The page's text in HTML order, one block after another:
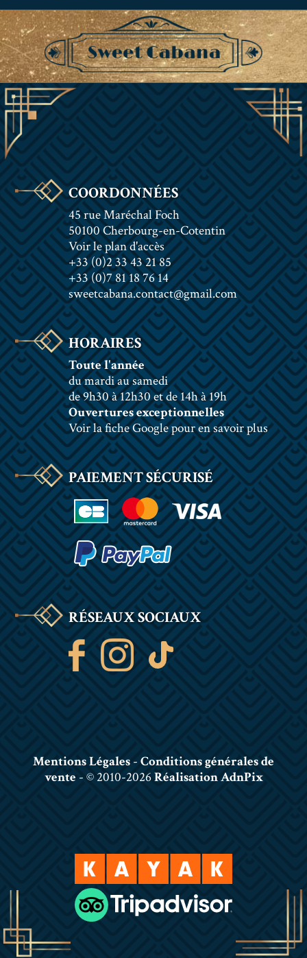
COORDONNÉES
45 rue Maréchal Foch
50100 Cherbourg-en-Cotentin
Voir le plan d'accès
+33 (0)2 33 43 21 85
+33 (0)7 81 18 76 14
sweetcabana.contact@gmail.com
HORAIRES
Toute l'année
du mardi au samedi
de 9h30 à 12h30 et de 14h à 19h
Ouvertures exceptionnelles
Voir la fiche Google pour en savoir plus
PAIEMENT SÉCURISÉ
RÉSEAUX SOCIAUX
Mentions Légales - Conditions générales de
vente - © 2010-2026Réalisation AdnPix